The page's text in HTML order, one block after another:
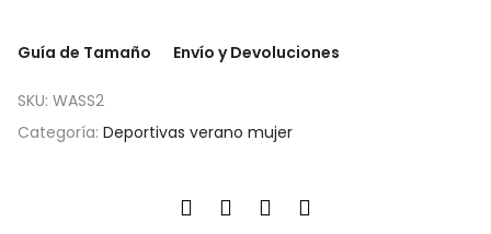
Guía de Tamaño Envío y Devoluciones
SKU: WASS2
Categoría: Deportivas verano mujer